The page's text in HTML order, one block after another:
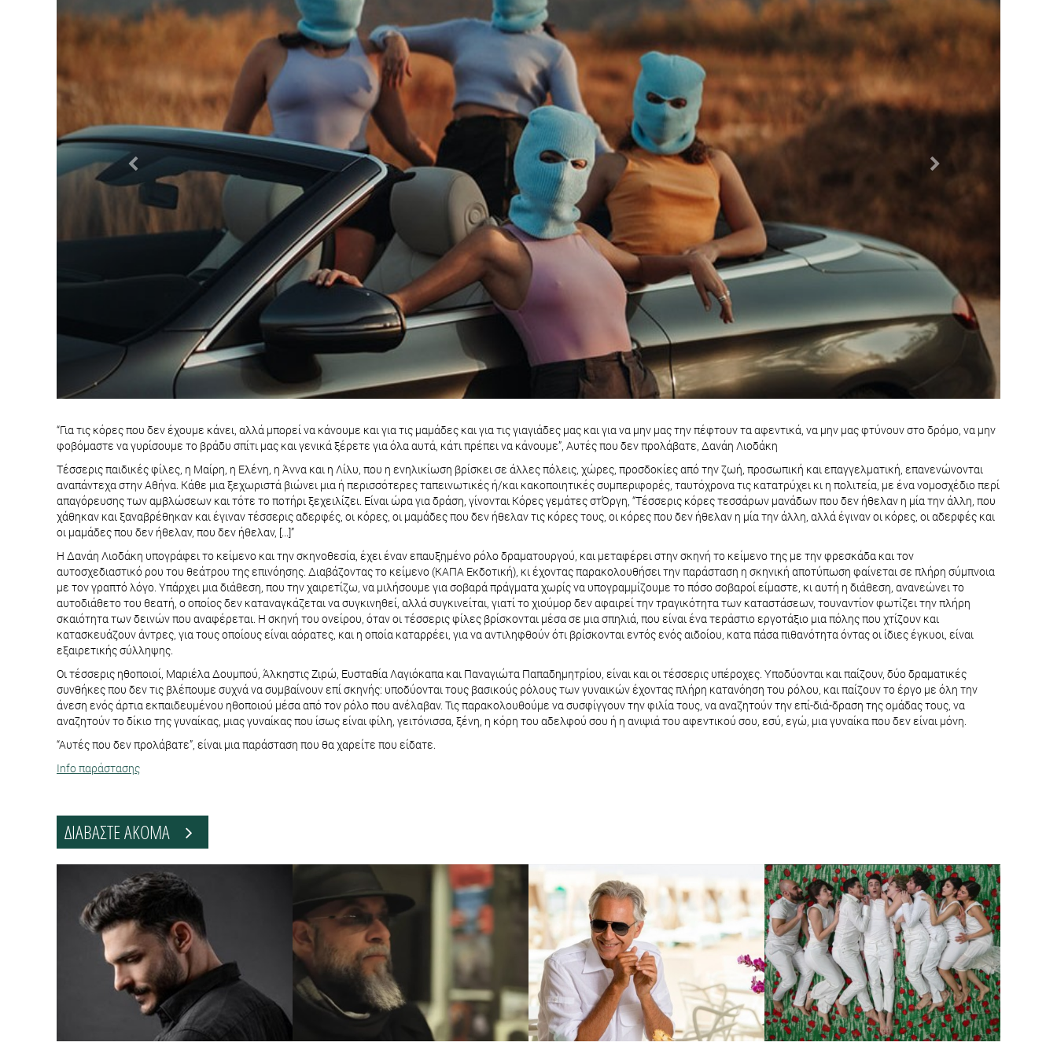
“Για τις κόρες που δεν έχουμε κάνει, αλλά μπορεί να κάνουμε και για τις μαμάδες και για τις γιαγιάδες μας και για να μην μας την πέφτουν τα αφεντικά, να μην μας φτύνουν στο δρόμο, να μην
φοβόμαστε να γυρίσουμε το βράδυ σπίτι μας και γενικά ξέρετε για όλα αυτά, κάτι πρέπει να κάνουμε”, Αυτές που δεν προλάβατε, Δανάη Λιοδάκη
Τέσσερις παιδικές φίλες, η Μαίρη, η Ελένη, η Άννα και η Λίλυ, που η ενηλικίωση βρίσκει σε άλλες πόλεις, χώρες, προσδοκίες από την ζωή, προσωπική και επαγγελματική, επανενώνονται
αναπάντεχα στην Αθήνα. Κάθε μια ξεχωριστά βιώνει μια ή περισσότερες ταπεινωτικές ή/και κακοποιητικές συμπεριφορές, ταυτόχρονα τις κατατρύχει κι η πολιτεία, με ένα νομοσχέδιο περί
απαγόρευσης των αμβλώσεων και τότε το ποτήρι ξεχειλίζει. Είναι ώρα για δράση, γίνονται Κόρες γεμάτες στΌργη, “Τέσσερις κόρες τεσσάρων μανάδων που δεν ήθελαν η μία την άλλη, που
χάθηκαν και ξαναβρέθηκαν και έγιναν τέσσερις αδερφές, οι κόρες, οι μαμάδες που δεν ήθελαν τις κόρες τους, οι κόρες που δεν ήθελαν η μία την άλλη, αλλά έγιναν οι κόρες, οι αδερφές και
οι μαμάδες που δεν ήθελαν, που δεν ήθελαν, [...]”
Η Δανάη Λιοδάκη υπογράφει το κείμενο και την σκηνοθεσία, έχει έναν επαυξημένο ρόλο δραματουργού, και μεταφέρει στην σκηνή το κείμενο της με την φρεσκάδα και τον
αυτοσχεδιαστικό ρου του θεάτρου της επινόησης. Διαβάζοντας το κείμενο (ΚΑΠΑ Εκδοτική), κι έχοντας παρακολουθήσει την παράσταση η σκηνική αποτύπωση φαίνεται σε πλήρη σύμπνοια
με τον γραπτό λόγο. Υπάρχει μια διάθεση, που την χαιρετίζω, να μιλήσουμε για σοβαρά πράγματα χωρίς να υπογραμμίζουμε το πόσο σοβαροί είμαστε, κι αυτή η διάθεση, ανανεώνει το
αυτοδιάθετο του θεατή, ο οποίος δεν καταναγκάζεται να συγκινηθεί, αλλά συγκινείται, γιατί το χιούμορ δεν αφαιρεί την τραγικότητα των καταστάσεων, τουναντίον φωτίζει την πλήρη
σκαιότητα των δεινών που αναφέρεται. Η σκηνή του ονείρου, όταν οι τέσσερις φίλες βρίσκονται μέσα σε μια σπηλιά, που είναι ένα τεράστιο εργοτάξιο μια πόλης που χτίζουν και
κατασκευάζουν άντρες, για τους οποίους είναι αόρατες, και η οποία καταρρέει, για να αντιληφθούν ότι βρίσκονται εντός ενός αιδοίου, κατα πάσα πιθανότητα όντας οι ίδιες έγκυοι, είναι
εξαιρετικής σύλληψης.
Οι τέσσερις ηθοποιοί, Μαριέλα Δουμπού, Άλκηστις Ζιρώ, Ευσταθία Λαγιόκαπα και Παναγιώτα Παπαδημητρίου, είναι και οι τέσσερις υπέροχες. Υποδύονται και παίζουν, δύο δραματικές
συνθήκες που δεν τις βλέπουμε συχνά να συμβαίνουν επί σκηνής: υποδύονται τους βασικούς ρόλους των γυναικών έχοντας πλήρη κατανόηση του ρόλου, και παίζουν το έργο με όλη την
άνεση ενός άρτια εκπαιδευμένου ηθοποιού μέσα από τον ρόλο που ανέλαβαν. Τις παρακολουθούμε να συσφίγγουν την φιλία τους, να αναζητούν την επί-διά-δραση της ομάδας τους, να
αναζητούν το δίκιο της γυναίκας, μιας γυναίκας που ίσως είναι φίλη, γειτόνισσα, ξένη, η κόρη του αδελφού σου ή η ανιψιά του αφεντικού σου, εσύ, εγώ, μια γυναίκα που δεν είναι μόνη.
“Αυτές που δεν προλάβατε”, είναι μια παράσταση που θα χαρείτε που είδατε.
Info παράστασης
ΔΙΑΒΑΣΤΕ ΑΚΟΜΑ